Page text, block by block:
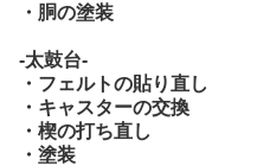
・胴の塗装
‐太鼓台‐
・フェルトの貼り直し
・キャスターの交換
・楔の打ち直し
・塗装